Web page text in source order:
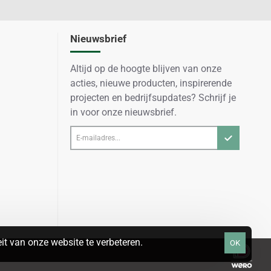
van onze website te verbeteren. OK
Nieuwsbrief
Altijd op de hoogte blijven van onze
acties, nieuwe producten, inspirerende
projecten en bedrijfsupdates? Schrijf je
in voor onze nieuwsbrief.
E-
mailadres...